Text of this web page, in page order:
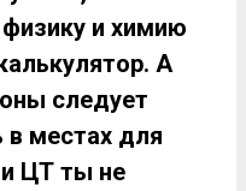
и химию
А
следует
в местах для
ЦТ ты не